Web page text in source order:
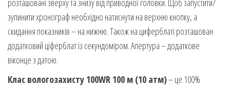
розташовані зверху та знизу від приводної головки. Щоб запустити/
зупинити хронограф необхідно натиснути на верхню кнопку, а
скидання показників – на нижню. Також на циферблаті розташован
додатковий ціферблат із секундоміром. Апертура – додаткове
віконце з датою.
Клас вологозахисту 100WR 100 м (10 атм)– це 100%